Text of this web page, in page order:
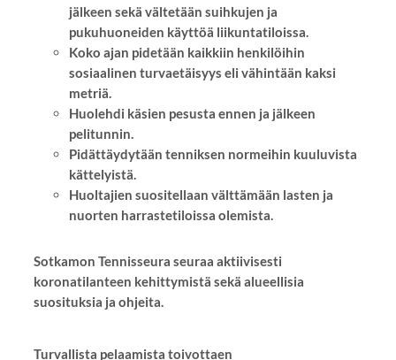
jälkeen sekä vältetään suihkujen ja
pukuhuoneiden käyttöä liikuntatiloissa.
Koko ajan pidetään kaikkiin henkilöihin
sosiaalinen turvaetäisyys eli vähintään kaksi
metriä.
Huolehdi käsien pesusta ennen ja jälkeen
pelitunnin.
Pidättäydytään tenniksen normeihin kuuluvista
kättelyistä.
Huoltajien suositellaan välttämään lasten ja
nuorten harrastetiloissa olemista.
Sotkamon Tennisseura seuraa aktiivisesti
koronatilanteen kehittymistä sekä alueellisia
suosituksia ja ohjeita.
Turvallista pelaamista toivottaen